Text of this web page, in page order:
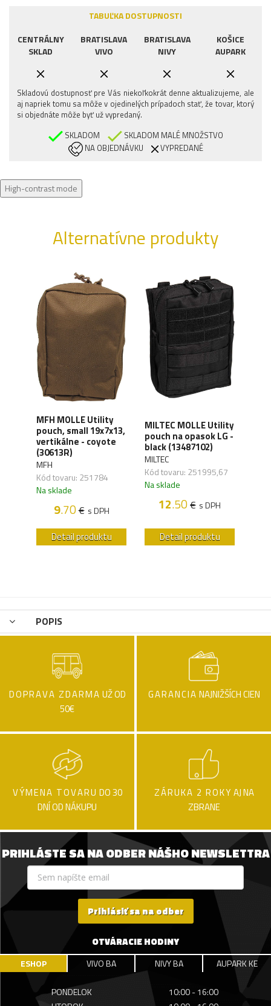
TABUĽKA DOSTUPNOSTI
CENTRÁLNY
SKLAD
BRATISLAVA
VIVO
BRATISLAVA
NIVY
KOŠICE
AUPARK
Skladovú dostupnosť pre Vás niekoľkokrát denne aktualizujeme, ale
aj napriek tomu sa môže v ojedinelých prípadoch stať, že tovar, ktorý
si objednáte môže byť už vypredaný.
SKLADOM
SKLADOM MALÉ MNOŽSTVO
NA OBJEDNÁVKU
VYPREDANÉ
High-contrast mode
Alternatívne produkty
MFH MOLLE Utility
pouch, small 19x7x13,
vertikálne - coyote
(30613R)
MFH
Kód tovaru: 251784
Na sklade
9.70€ s DPH
Detail produktu
MILTEC MOLLE Utility
pouch na opasok LG -
black (13487102)
MILTEC
Kód tovaru: 251995,67
Na sklade
12.50€ s DPH
Detail produktu
POPIS
DOPRAVA ZDARMA UŽ OD
50€
GARANCIA NAJNIŽŠÍCH CIEN
VÝMENA TOVARU DO 30
DNÍ OD NÁKUPU
ZÁRUKA 2 ROKY AJ NA
ZBRANE
PRIHLÁSTE SA NA ODBER NÁŠHO NEWSLETTRA
Prihlásiť sa na odber
OTVÁRACIE HODINY
ESHOP VIVO BA NIVY BA AUPARK KE
PONDELOK
10:00 - 16:00